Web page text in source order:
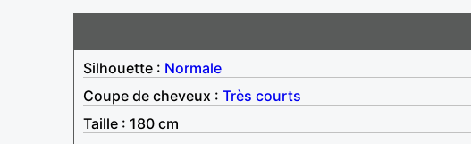
Silhouette : Normale
Coupe de cheveux : Très courts
Taille : 180 cm